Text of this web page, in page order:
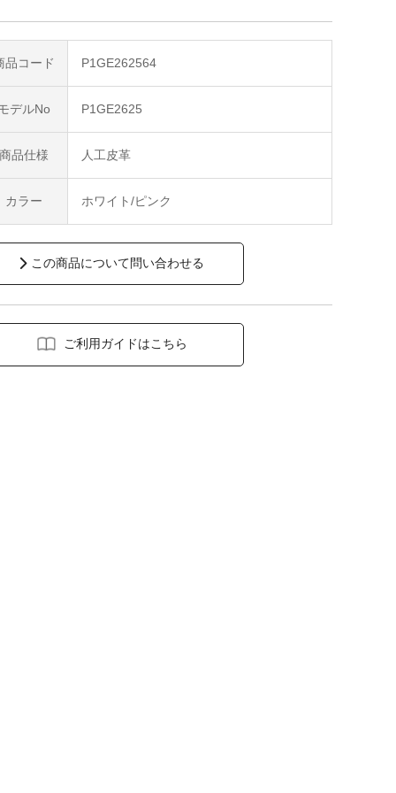
品コード P1GE262564
デルNo P1GE2625
商品仕様 人工皮革
カラー ホワイト/ピンク
この商品について問い合わせる
ご利用ガイドはこちら